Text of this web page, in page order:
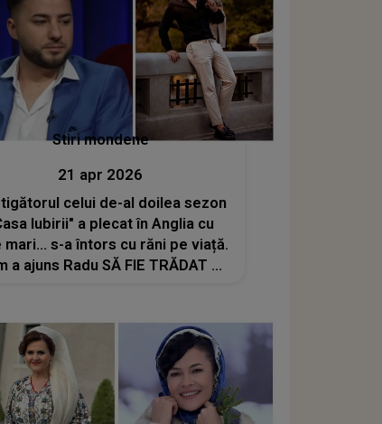
Stiri mondene
21 apr 2026
celui de-al doilea sezon
Iubirii" a plecat în Anglia cu
mari... s-a întors cu răni pe viață.
a ajuns Radu SĂ FIE TRĂDAT ȘI